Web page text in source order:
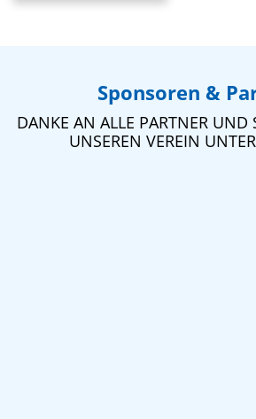
Sponsoren &
DANKE AN ALLE PARTNER UND
UNSEREN VEREIN